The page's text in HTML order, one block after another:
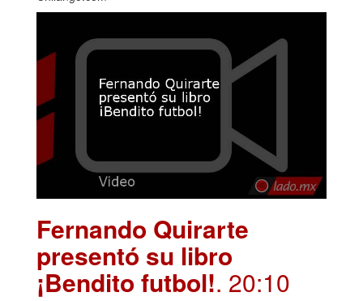
Fernando Quirarte
presentó su libro
¡Bendito futbol!. 20:10